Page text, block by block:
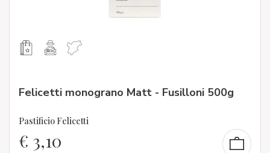
Felicetti monograno Matt - Fusilloni 500g
Pastificio Felicetti
€ 3,10